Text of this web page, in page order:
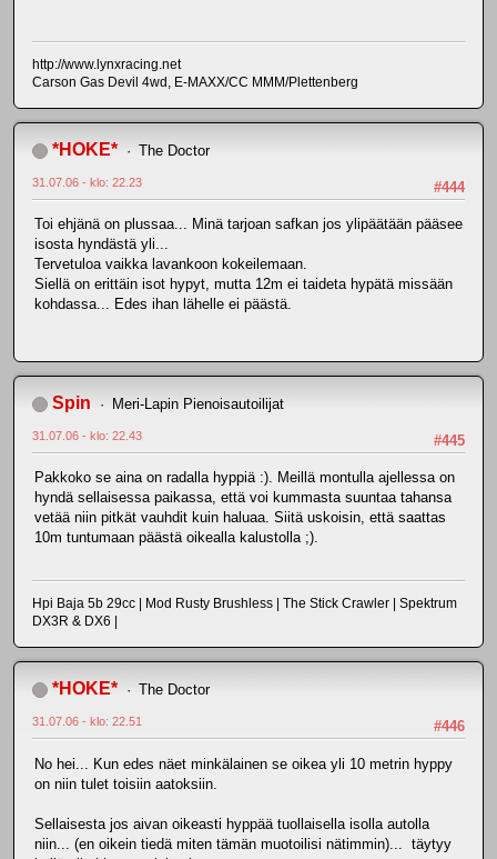
http://www.lynxracing.net
Carson Gas Devil 4wd, E-MAXX/CC MMM/Plettenberg
*HOKE* The Doctor
#444
31.07.06 - klo: 22.23
Toi ehjänä on plussaa... Minä tarjoan safkan jos ylipäätään pääsee
isosta hyndästä yli...
Tervetuloa vaikka lavankoon kokeilemaan.
Siellä on erittäin isot hypyt, mutta 12m ei taideta hypätä missään
kohdassa... Edes ihan lähelle ei päästä.
Spin Meri-Lapin Pienoisautoilijat
#445
31.07.06 - klo: 22.43
Pakkoko se aina on radalla hyppiä :). Meillä montulla ajellessa on
hyndä sellaisessa paikassa, että voi kummasta suuntaa tahansa
vetää niin pitkät vauhdit kuin haluaa. Siitä uskoisin, että saattas
10m tuntumaan päästä oikealla kalustolla ;).
Hpi Baja 5b 29cc | Mod Rusty Brushless | The Stick Crawler | Spektrum
DX3R & DX6 |
*HOKE* The Doctor
#446
31.07.06 - klo: 22.51
No hei... Kun edes näet minkälainen se oikea yli 10 metrin hyppy
on niin tulet toisiin aatoksiin.
Sellaisesta jos aivan oikeasti hyppää tuollaisella isolla autolla
niin... (en oikein tiedä miten tämän muotoilisi nätimmin)... täytyy